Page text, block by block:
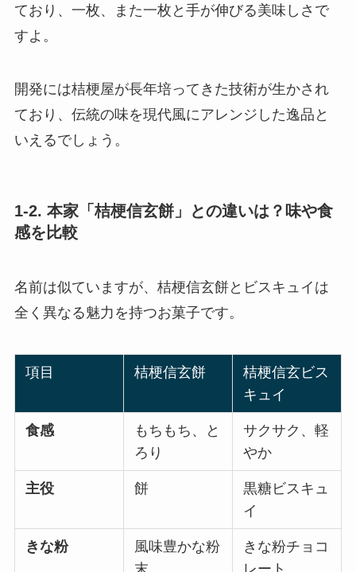
ており、一枚、また一枚と手が伸びる美味しさで
すよ。
開発には桔梗屋が長年培ってきた技術が生かされ
ており、伝統の味を現代風にアレンジした逸品と
いえるでしょう。
1-2. 本家「桔梗信玄餅」との違いは？味や食
感を比較
名前は似ていますが、桔梗信玄餅とビスキュイは
全く異なる魅力を持つお菓子です。
項目 桔梗信玄餅
桔梗信玄ビス
キュイ
食感
もちもち、と
ろり
サクサク、軽
やか
主役 餅
黒糖ビスキュ
イ
きな粉
風味豊かな粉
末
きな粉チョコ
レート